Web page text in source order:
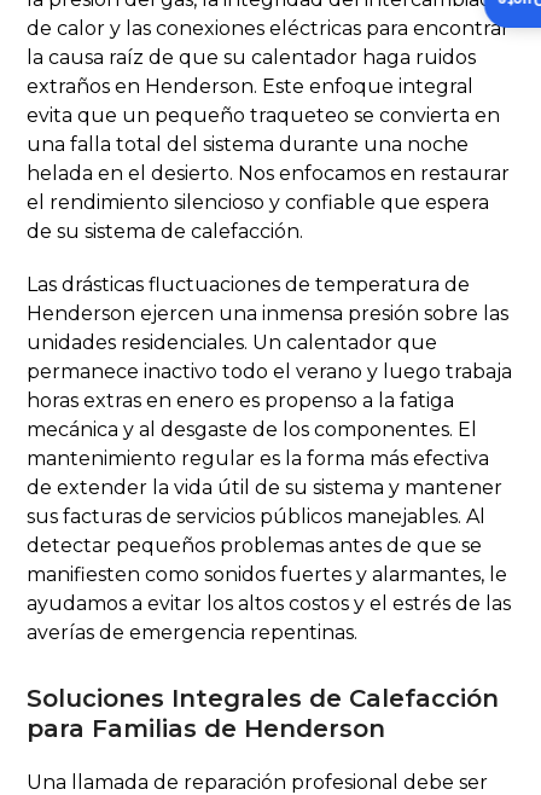
de calor y las conexiones eléctricas para encontrar
la causa raíz de que su calentador haga ruidos
extraños en Henderson. Este enfoque integral
evita que un pequeño traqueteo se convierta en
una falla total del sistema durante una noche
helada en el desierto. Nos enfocamos en restaurar
el rendimiento silencioso y confiable que espera
de su sistema de calefacción.
Las drásticas fluctuaciones de temperatura de
Henderson ejercen una inmensa presión sobre las
unidades residenciales. Un calentador que
permanece inactivo todo el verano y luego trabaja
horas extras en enero es propenso a la fatiga
mecánica y al desgaste de los componentes. El
mantenimiento regular es la forma más efectiva
de extender la vida útil de su sistema y mantener
sus facturas de servicios públicos manejables. Al
detectar pequeños problemas antes de que se
manifiesten como sonidos fuertes y alarmantes, le
ayudamos a evitar los altos costos y el estrés de las
averías de emergencia repentinas.
Soluciones Integrales de Calefacción
para Familias de Henderson
Una llamada de reparación profesional debe ser